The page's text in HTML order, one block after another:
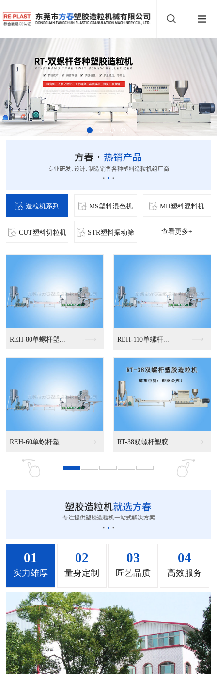
造粒机系列 MS塑料混色机 MH塑料混料机
CUT塑料切粒机 STR塑料振动筛 查看更多+
MS-立式混色机
MS-50立式混色机... MS-100立式混色...
MS-200立式混色...
MH-1000立式混... MH-2000塑料混...
01
实力雄厚
02
量身定制
03
匠艺品质
04
高效服务